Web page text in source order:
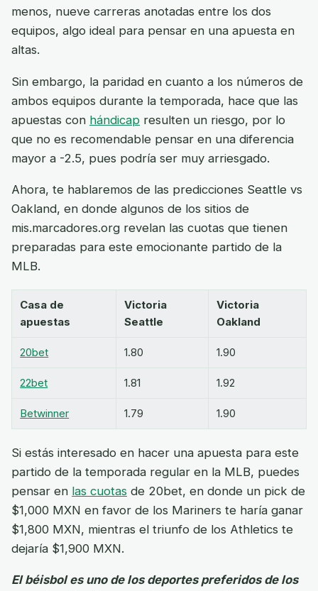
menos, nueve carreras anotadas entre los dos
equipos, algo ideal para pensar en una apuesta en
altas.
Sin embargo, la paridad en cuanto a los números de
ambos equipos durante la temporada, hace que las
apuestas con hándicap resulten un riesgo, por lo
que no es recomendable pensar en una diferencia
mayor a -2.5, pues podría ser muy arriesgado.
Ahora, te hablaremos de las predicciones Seattle vs
Oakland, en donde algunos de los sitios de
mis.marcadores.org revelan las cuotas que tienen
preparadas para este emocionante partido de la
MLB.
Casa de
apuestas
Victoria
Seattle
Victoria
Oakland
20bet 1.80 1.90
22bet 1.81 1.92
Betwinner 1.79 1.90
Si estás interesado en hacer una apuesta para este
partido de la temporada regular en la MLB, puedes
pensar en las cuotas de 20bet, en donde un pick de
$1,000 MXN en favor de los Mariners te haría ganar
$1,800 MXN, mientras el triunfo de los Athletics te
dejaría $1,900 MXN.
El béisbol es uno de los deportes preferidos de los